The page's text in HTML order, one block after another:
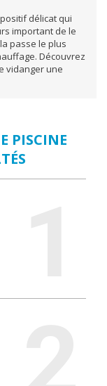
délicat qui
important de le
passe le plus
Découvrez
vidanger une
PISCINE